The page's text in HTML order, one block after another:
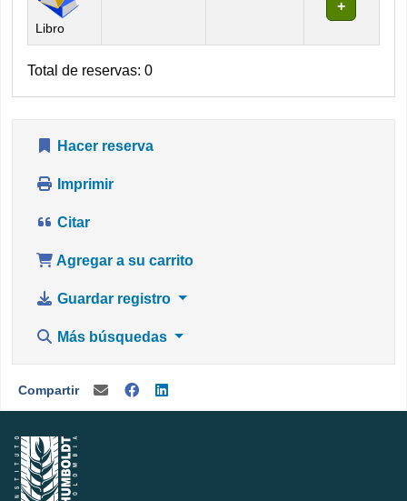
Libro
Total de reservas: 0
Hacer reserva
Imprimir
Citar
Agregar a su carrito
Guardar registro
Más búsquedas
Compartir